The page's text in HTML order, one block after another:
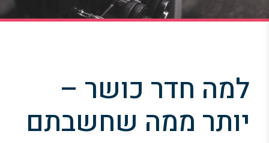
למה חדר כושר –
יותר ממה שחשבתם